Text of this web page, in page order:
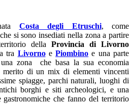
Costa degli Etruschi, come
si sono insediati nella zona a partire
dellaProvincia di Livorno
tra LivornoePiombino e una parte
zona che basa la sua economia
merito di un mix di elementi vincenti
spiagge, parchi naturali, luoghi di
borghi e siti archeologici, e una
che fanno del territorio